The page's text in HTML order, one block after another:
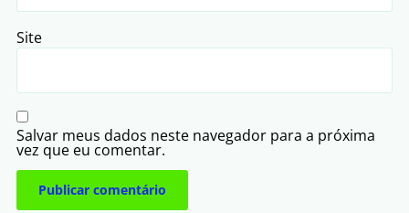
Site
Salvar meus dados neste navegador para a próxima
vez que eu comentar.